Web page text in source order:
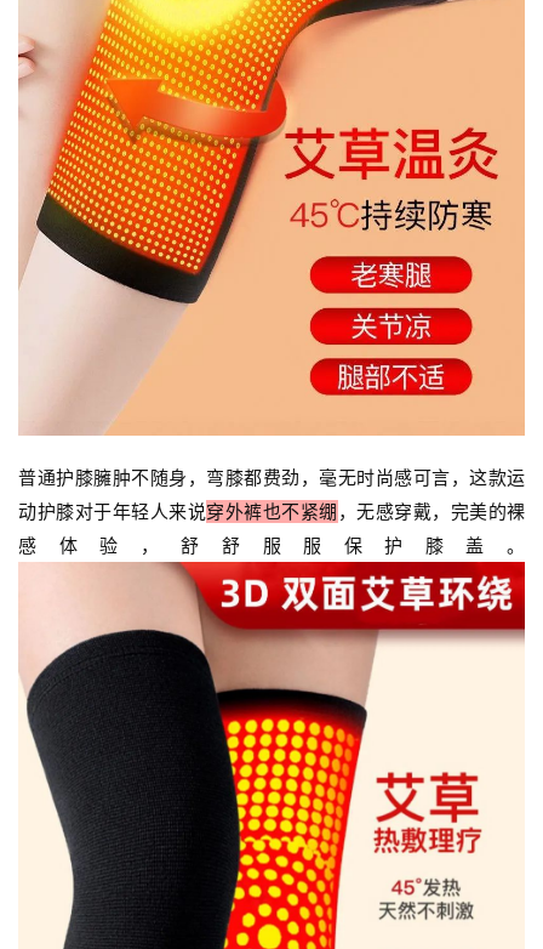
普通护膝臃肿不随身，弯膝都费劲，毫无时尚感可言，这款运
动护膝对于年轻人来说穿外裤也不紧绷 ，无感穿戴，完美的裸
感体验，舒舒服服保护膝盖。